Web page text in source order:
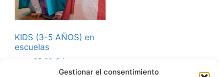
Gestionar el consentimiento
KIDS (3-5 AÑOS) en
escuelas
35,00 € / mes